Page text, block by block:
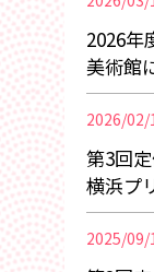
2026年
美術館
2026/02/
第3回
横浜プ
2025/09/